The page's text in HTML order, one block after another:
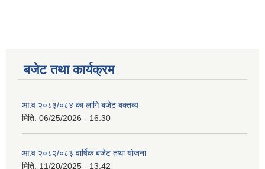
बजेट तथा कार्यक्रम
आ.व २०८३/०८४ का लागि बजेट बक्तब्य
मिति: 06/25/2026 - 16:30
आ.व २०८२/०८३ वार्षिक बजेट तथा योजना
मिति: 11/20/2025 - 13:42